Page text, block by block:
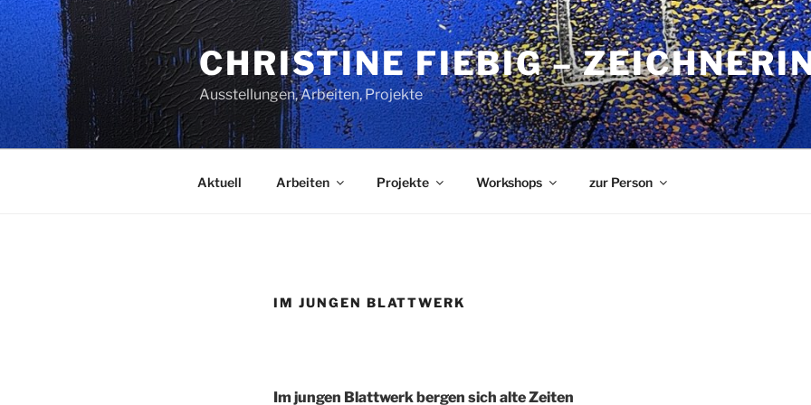
Zum
Inhalt
springen
CHRISTINE FIEBIG –
Ausstellungen, Arbeiten, Projekte
Aktuell Arbeiten Projekte Workshops zur Person
IM JUNGEN BLATTWERK
Im jungen Blattwerk bergen sich alte Zeiten